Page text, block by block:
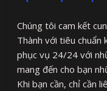
Chúng tôi cam kết
Thành với tiêu chuẩn
phục vụ 24/24 với
mang đến cho bạn
Khi bạn cần, chỉ cần